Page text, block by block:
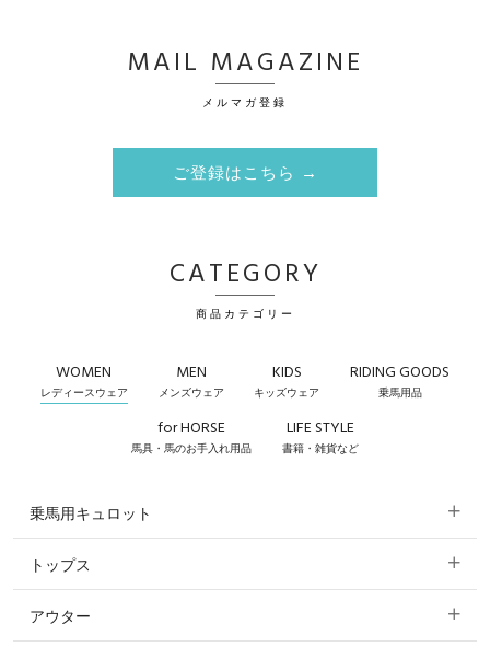
MAIL MAGAZINE
メルマガ登録
ご登録はこちら →
CATEGORY
商品カテゴリー
WOMEN
レディースウェア
MEN
メンズウェア
KIDS
キッズウェア
RIDING GOODS
乗馬用品
for HORSE
馬具・馬のお手入れ用品
LIFE STYLE
書籍・雑貨など
乗馬用キュロット
すべてのキュロット
フルグリップ・尻革 キュロット
トップス
すべてのトップス
アウター